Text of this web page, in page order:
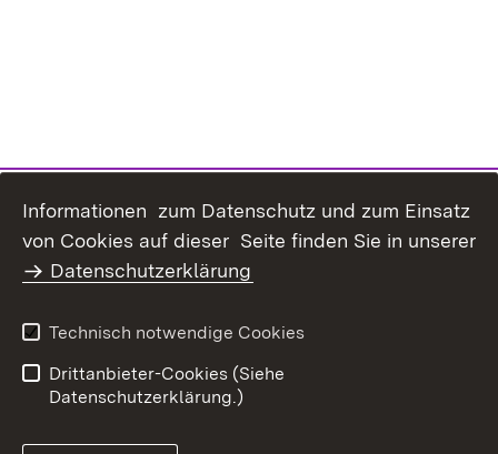
Informationen zum Datenschutz und zum Einsatz
von Cookies auf dieser Seite finden Sie in unserer
Datenschutzerklärung
Technisch notwendige Cookies
Drittanbieter-Cookies (Siehe
Datenschutzerklärung.)